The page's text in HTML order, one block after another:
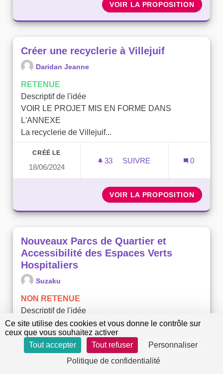
VOIR LA PROPOSITION UNE
Créer une recyclerie à Villejuif
Daridan Jeanne
RETENUE
Descriptif de l'idée
VOIR LE PROJET MIS EN FORME DANS
L'ANNEXE
La recyclerie de Villejuif...
CRÉÉ LE
18/06/2024
33 33 ABONNÉS
SUIVRE
0
VOIR LA PROPOSITION
Nouveaux Parcs de Quartier et
Accessibilité des Espaces Verts
Hospitaliers
Suzaku
NON RETENUE
Descriptif de l'idée
Nouveaux parcs de quartier : 50 000 à 100 000
euros pour l'acquisition de...
CRÉÉ LE
32 32 ABONNÉS
SUIVRE
Ce site utilise des cookies et vous donne le contrôle sur
ceux que vous souhaitez activer
Tout accepter
Tout refuser
Personnaliser
Politique de confidentialité